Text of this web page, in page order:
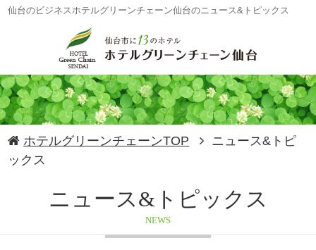
仙台のビジネスホテルグリーンチェーン仙台のニュース&トピックス
ホテルグリーンチェーンTOP
ニュース&トピ
ックス
ニュース&トピックス
NEWS